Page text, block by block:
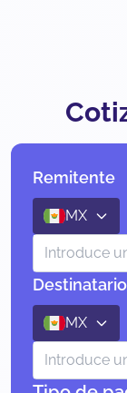
Remitente
MX
Destinatario
MX